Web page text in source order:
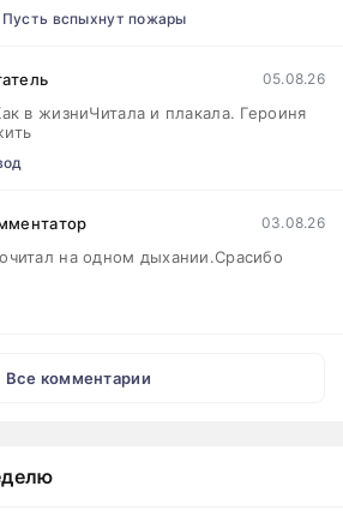
вспыхнут пожары
05.08.26
в жизниЧитала и плакала. Героиня
03.08.26
на одном дыхании.Срасибо
Все комментарии